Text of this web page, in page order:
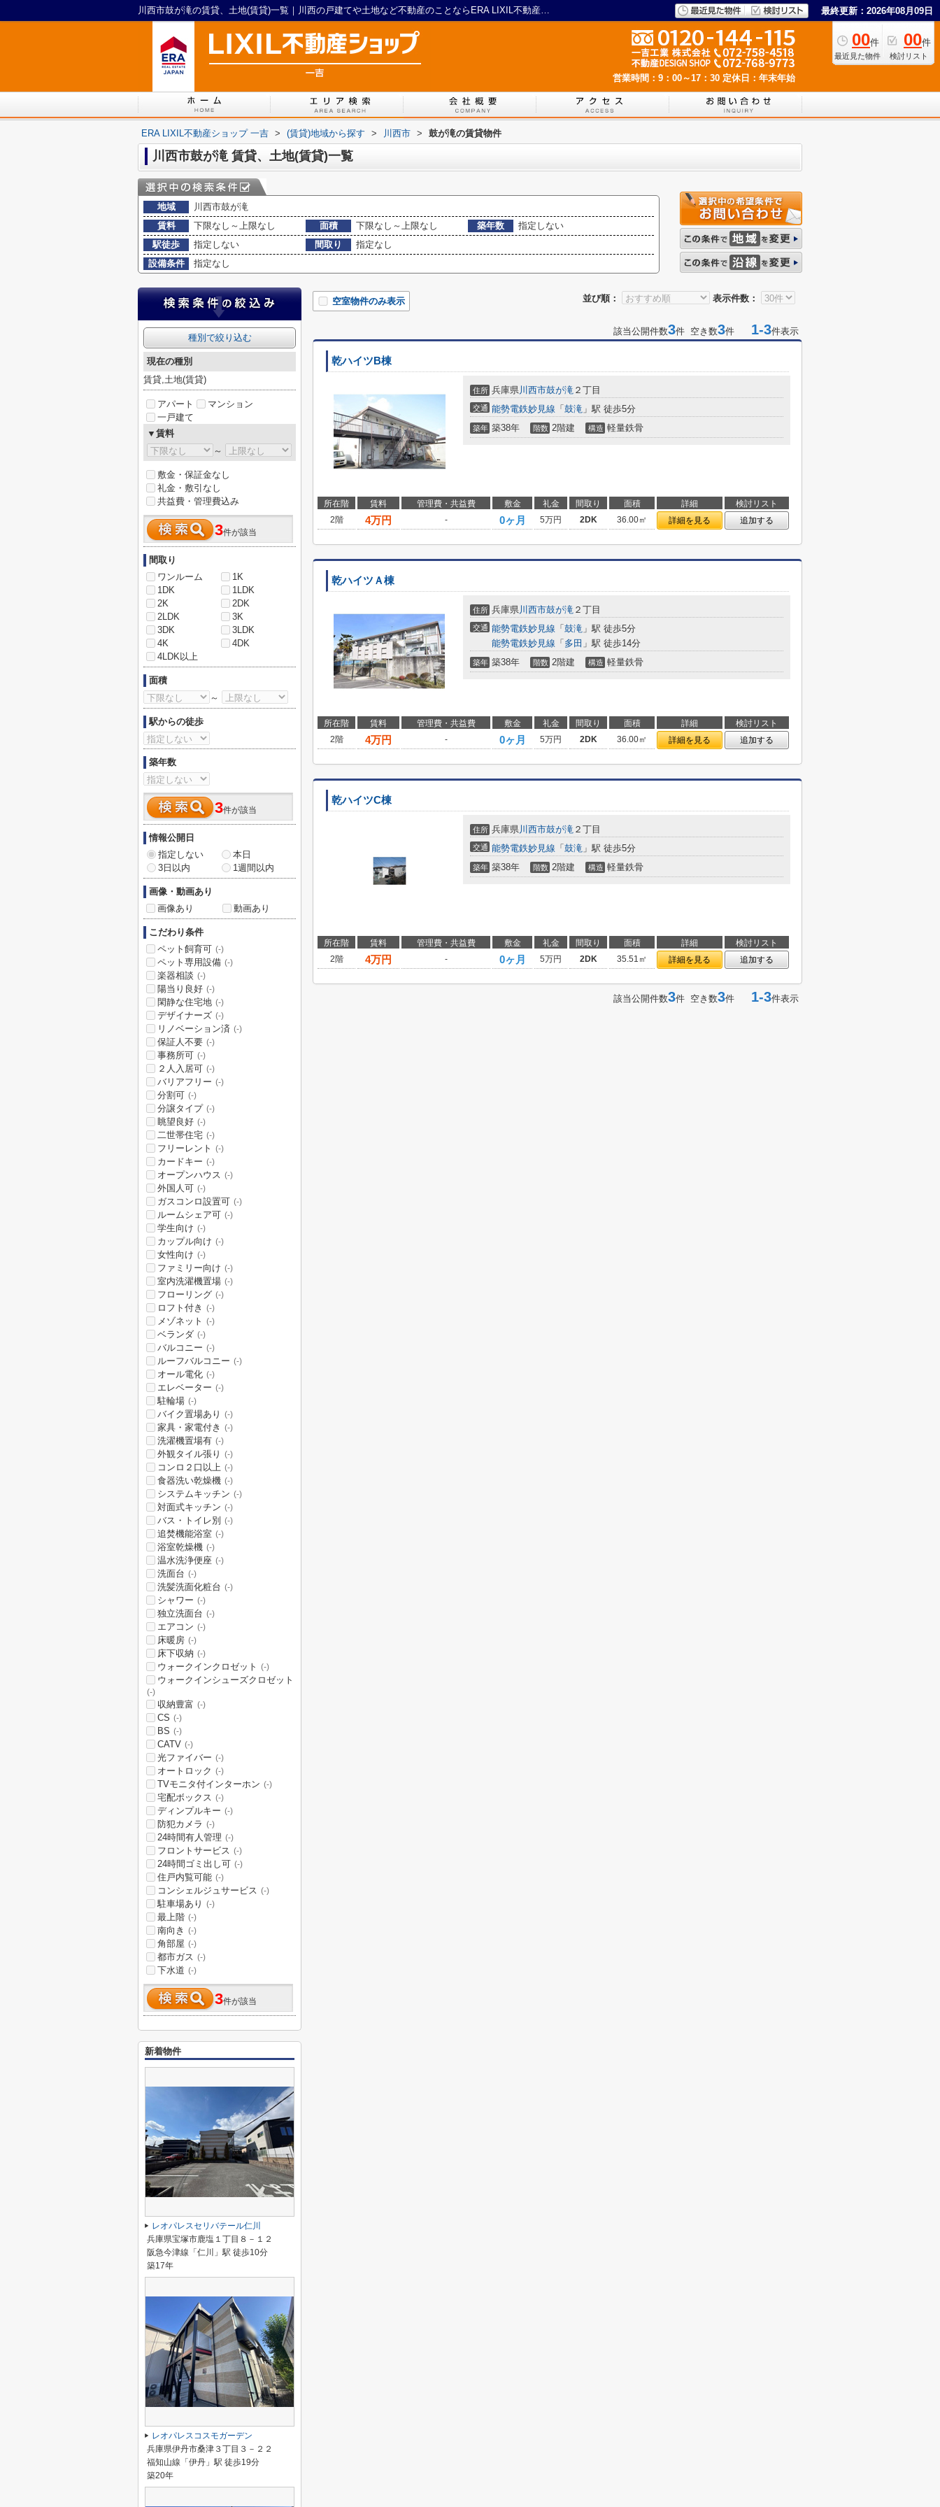
川西市鼓が滝の賃貸、土地(賃貸)一覧｜川西の戸建てや土地など不動産のことならERA LIXIL不動産ショップ 一吉 最終更新：2026年08月09日
00件
最近見た物件
00件
検討リスト
営業時間：9：00～17：30 定休日：年末年始
ERA LIXIL不動産ショップ 一吉 > (賃貸)地域から探す > 川西市 > 鼓が滝の賃貸物件
川西市鼓が滝 賃貸、土地(賃貸)一覧
地域
川西市鼓が滝
賃料
下限なし～上限なし 面積 下限なし～上限なし 築年数
指定しない
駅徒歩
指定しない 間取り
指定なし
設備条件
指定なし
並び順： 表示件数：
空室物件のみ表示
該当公開件数3件 空き数3件 1-3件表示
乾ハイツB棟
住所 兵庫県川西市鼓が滝 ２丁目
交通 能勢電鉄妙見線 「 鼓滝 」駅 徒歩5分
築年 築38年 階数 2階建 構造 軽量鉄骨
所在階 賃料 管理費・共益費 敷金 礼金 間取り 面積 詳細
検討リスト
2階
4万円 - 0ヶ月 5万円 2DK 36.00㎡ 詳細を見る 追加する
乾ハイツＡ棟
住所 兵庫県川西市鼓が滝 ２丁目
交通 能勢電鉄妙見線 「 鼓滝 」駅 徒歩5分
能勢電鉄妙見線 「 多田 」駅 徒歩14分
築年 築38年 階数 2階建 構造 軽量鉄骨
所在階 賃料 管理費・共益費 敷金 礼金 間取り 面積 詳細
検討リスト
2階
4万円 - 0ヶ月 5万円 2DK 36.00㎡ 詳細を見る 追加する
乾ハイツC棟
住所 兵庫県川西市鼓が滝 ２丁目
交通 能勢電鉄妙見線 「 鼓滝 」駅 徒歩5分
築年 築38年 階数 2階建 構造 軽量鉄骨
所在階 賃料 管理費・共益費 敷金 礼金 間取り 面積 詳細
検討リスト
2階
4万円 - 0ヶ月 5万円 2DK 35.51㎡ 詳細を見る 追加する
該当公開件数3件 空き数3件 1-3件表示
種別で絞り込む
現在の種別
賃貸,土地(賃貸)
アパート
マンション
一戸建て
▼賃料
～
敷金・保証金なし
礼金・敷引なし
共益費・管理費込み
3件が該当
間取り
ワンルーム
1K
1DK
1LDK
2K
2DK
2LDK
3K
3DK
3LDK
4K
4DK
4LDK以上
面積
～
駅からの徒歩
築年数
3件が該当
情報公開日
指定しない
本日
3日以内
1週間以内
画像・動画あり
画像あり
動画あり
こだわり条件
ペット飼育可 (-)
ペット専用設備 (-)
楽器相談 (-)
陽当り良好 (-)
閑静な住宅地 (-)
デザイナーズ (-)
リノベーション済 (-)
保証人不要 (-)
事務所可 (-)
２人入居可 (-)
バリアフリー (-)
分割可 (-)
分譲タイプ (-)
眺望良好 (-)
二世帯住宅 (-)
フリーレント (-)
カードキー (-)
オープンハウス (-)
外国人可 (-)
ガスコンロ設置可 (-)
ルームシェア可 (-)
学生向け (-)
カップル向け (-)
女性向け (-)
ファミリー向け (-)
室内洗濯機置場 (-)
フローリング (-)
ロフト付き (-)
メゾネット (-)
ベランダ (-)
バルコニー (-)
ルーフバルコニー (-)
オール電化 (-)
エレベーター (-)
駐輪場 (-)
バイク置場あり (-)
家具・家電付き (-)
洗濯機置場有 (-)
外観タイル張り (-)
コンロ２口以上 (-)
食器洗い乾燥機 (-)
システムキッチン (-)
対面式キッチン (-)
バス・トイレ別 (-)
追焚機能浴室 (-)
浴室乾燥機 (-)
温水洗浄便座 (-)
洗面台 (-)
洗髪洗面化粧台 (-)
シャワー (-)
独立洗面台 (-)
エアコン (-)
床暖房 (-)
床下収納 (-)
ウォークインクロゼット (-)
ウォークインシューズクロゼット
(-)
収納豊富 (-)
CS (-)
BS (-)
CATV (-)
光ファイバー (-)
オートロック (-)
TVモニタ付インターホン (-)
宅配ボックス (-)
ディンプルキー (-)
防犯カメラ (-)
24時間有人管理 (-)
フロントサービス (-)
24時間ゴミ出し可 (-)
住戸内覧可能 (-)
コンシェルジュサービス (-)
駐車場あり (-)
最上階 (-)
南向き (-)
角部屋 (-)
都市ガス (-)
下水道 (-)
3件が該当
新着物件
レオパレスセリバテール仁川
兵庫県宝塚市鹿塩１丁目８－１２
阪急今津線「仁川」駅 徒歩10分
築17年
レオパレスコスモガーデン
兵庫県伊丹市桑津３丁目３－２２
福知山線「伊丹」駅 徒歩19分
築20年